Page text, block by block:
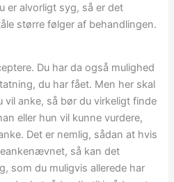
er alvorligt syg, så er det
større følger af behandlingen.
Du har da også mulighed
du har fået. Men her skal
vil anke, så bør du virkeligt finde
eller hun vil kunne vurdere,
Det er nemlig, sådan at hvis
så kan det
som du muligvis allerede har